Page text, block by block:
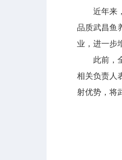
近年来，
品质武昌鱼
业，进一步
此前，全
相关负责人
射优势，将